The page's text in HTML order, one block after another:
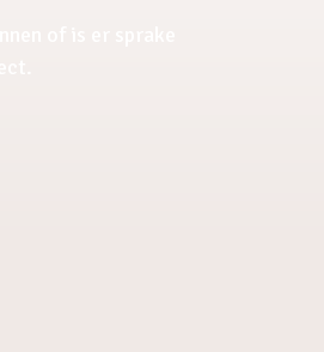
of is er sprake